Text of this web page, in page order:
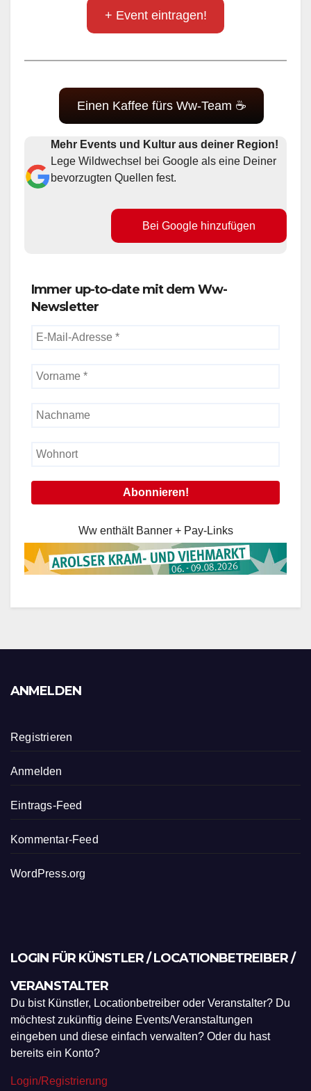
+ Event eintragen!
Einen Kaffee fürs Ww-Team ☕
Mehr Events und Kultur aus deiner Region!
Lege Wildwechsel bei Google als eine Deiner
bevorzugten Quellen fest.
Bei Google hinzufügen
Immer up-to-date mit dem Ww-
Newsletter
Ww enthält Banner + Pay-Links
ANMELDEN
Registrieren
Anmelden
Eintrags-Feed
Kommentar-Feed
WordPress.org
LOGIN FÜR KÜNSTLER / LOCATIONBETREIBER /
VERANSTALTER
Du bist Künstler, Locationbetreiber oder Veranstalter? Du
möchtest zukünftig deine Events/Veranstaltungen
eingeben und diese einfach verwalten? Oder du hast
bereits ein Konto?
Login/Registrierung